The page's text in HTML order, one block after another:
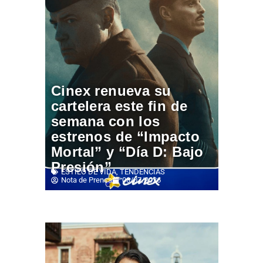
Cinex renueva su
cartelera este fin de
semana con los
estrenos de “Impacto
Mortal” y “Día D: Bajo
Presión”
ESTILO DE VIDA,TENDENCIAS
Nota de Prensa
08/07/2026